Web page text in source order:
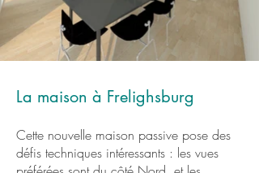
La maison à Frelighsburg
Cette nouvelle maison passive pose des
défis techniques intéressants : les vues